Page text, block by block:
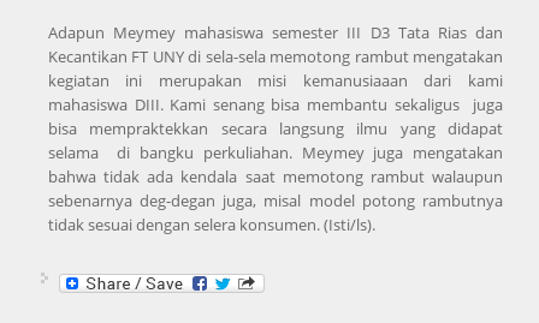
Adapun Meymey mahasiswa semester III D3 Tata Rias dan
Kecantikan FT UNY di sela-sela memotong rambut mengatakan
kegiatan ini merupakan misi kemanusiaaan dari kami
mahasiswa DIII. Kami senang bisa membantu sekaligus juga
bisa mempraktekkan secara langsung ilmu yang didapat
selama di bangku perkuliahan. Meymey juga mengatakan
bahwa tidak ada kendala saat memotong rambut walaupun
sebenarnya deg-degan juga, misal model potong rambutnya
tidak sesuai dengan selera konsumen. (Isti/ls).